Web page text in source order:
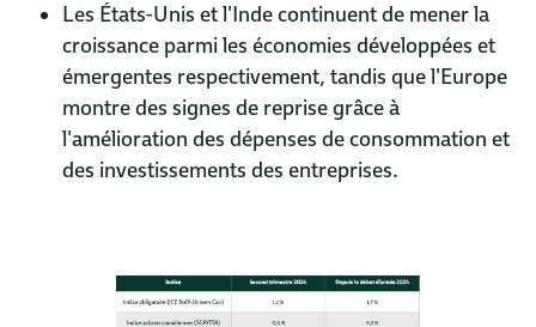
Les États-Unis et l'Inde continuent de mener la
croissance parmi les économies développées et
émergentes respectivement, tandis que l'Europe
montre des signes de reprise grâce à
l'amélioration des dépenses de consommation et
des investissements des entreprises.